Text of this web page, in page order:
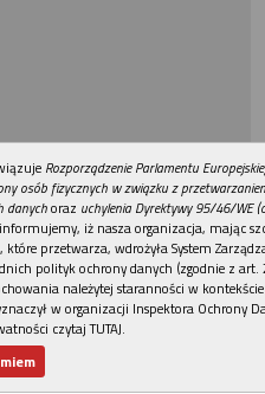
REKLAMA
Rozporządzenie Parlamentu
osób fizycznych w związku z
danychoraz uchylenia Dyrektywy 95/46/WE
iż nasza organizacja, mając
przetwarza, wdrożyła System
polityk ochrony danych (zgodnie z art.
należytej staranności w
w organizacji Inspektora Ochrony
czytaj TUTAJ.